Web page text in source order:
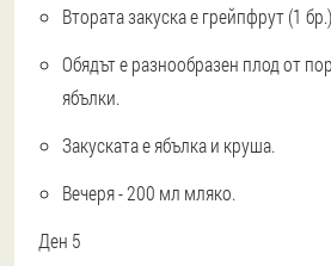
Втората закуска е грейпфрут (1
Обядът е разнообразен плод от
ябълки.
Закуската е ябълка и круша.
Вечеря - 200 мл мляко.
Ден 5